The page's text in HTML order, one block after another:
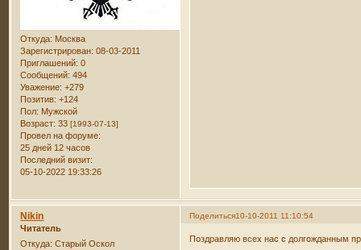
Откуда: Москва
Зарегистрирован: 08-03-2011
Приглашений: 0
Сообщений: 494
Уважение: +279
Позитив: +124
Пол: Мужской
Возраст: 33[1993-07-13]
Провел на форуме:
25 дней 12 часов
Последний визит:
05-10-2022 19:33:26
Поделиться10-10-2011 11:10:54
Nikin
Читатель
Откуда: Старый Оскол
Поздравляю всех нас с долгожданным